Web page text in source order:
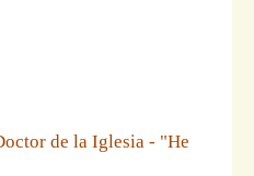
de la Iglesia - "He